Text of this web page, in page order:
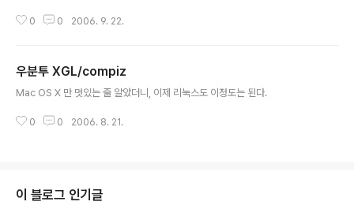
한 방법이 나와있는데, 그것이 바로 ndiswrapper를 이용해서 Windows Dri
1,v2,v4용이 있지만 v3 용은 존재하지 않으니 CD에서 직접 복사해야 한다. D
river를 받아왔으면 적당한 디렉토리에 압축을 푼 뒤에 다음을 수행한다.# bc
0 0 2006. 9. 22.
우분투 XGL/compiz
Mac OS X 만 멋있는 줄 알았더니, 이제 리눅스도 이정도는 된다.
0 0 2006. 8. 21.
이 블로그 인기글